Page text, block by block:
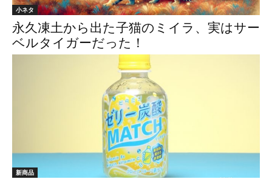
小ネタ
永久凍土から出た子猫のミイラ、実はサー
ベルタイガーだった！
新商品